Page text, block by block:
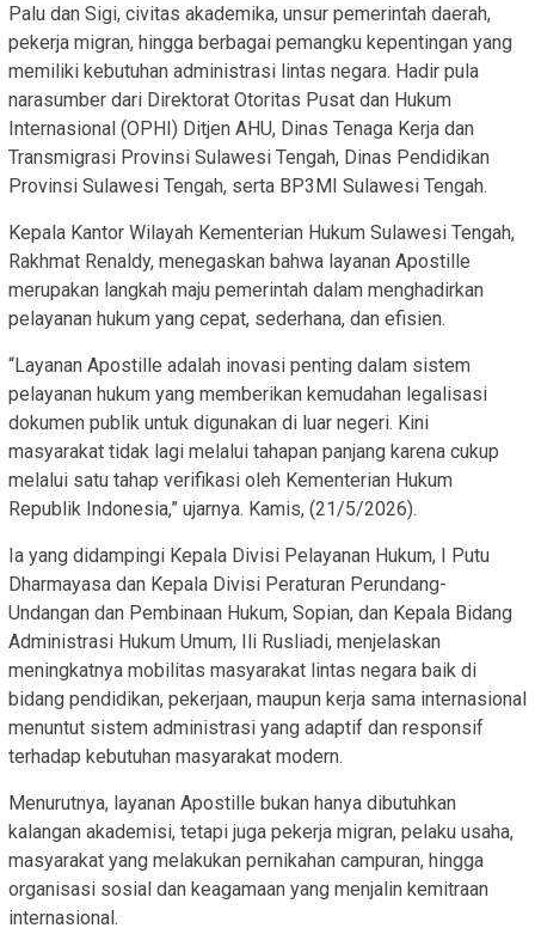
Palu dan Sigi, civitas akademika, unsur pemerintah daerah,
pekerja migran, hingga berbagai pemangku kepentingan yang
memiliki kebutuhan administrasi lintas negara. Hadir pula
narasumber dari Direktorat Otoritas Pusat dan Hukum
Internasional (OPHI) Ditjen AHU, Dinas Tenaga Kerja dan
Transmigrasi Provinsi Sulawesi Tengah, Dinas Pendidikan
Provinsi Sulawesi Tengah, serta BP3MI Sulawesi Tengah.
Kepala Kantor Wilayah Kementerian Hukum Sulawesi Tengah,
Rakhmat Renaldy, menegaskan bahwa layanan Apostille
merupakan langkah maju pemerintah dalam menghadirkan
pelayanan hukum yang cepat, sederhana, dan efisien.
“Layanan Apostille adalah inovasi penting dalam sistem
pelayanan hukum yang memberikan kemudahan legalisasi
dokumen publik untuk digunakan di luar negeri. Kini
masyarakat tidak lagi melalui tahapan panjang karena cukup
melalui satu tahap verifikasi oleh Kementerian Hukum
Republik Indonesia,” ujarnya. Kamis, (21/5/2026).
Ia yang didampingi Kepala Divisi Pelayanan Hukum, I Putu
Dharmayasa dan Kepala Divisi Peraturan Perundang-
Undangan dan Pembinaan Hukum, Sopian, dan Kepala Bidang
Administrasi Hukum Umum, Ili Rusliadi, menjelaskan
meningkatnya mobilitas masyarakat lintas negara baik di
bidang pendidikan, pekerjaan, maupun kerja sama internasional
menuntut sistem administrasi yang adaptif dan responsif
terhadap kebutuhan masyarakat modern.
Menurutnya, layanan Apostille bukan hanya dibutuhkan
kalangan akademisi, tetapi juga pekerja migran, pelaku usaha,
masyarakat yang melakukan pernikahan campuran, hingga
organisasi sosial dan keagamaan yang menjalin kemitraan
internasional.